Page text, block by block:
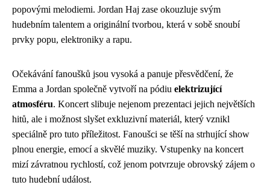
popovými melodiemi. Jordan Haj zase okouzluje svým
hudebním talentem a originální tvorbou, která v sobě snoubí
prvky popu, elektroniky a rapu.
Očekávání fanoušků jsou vysoká a panuje přesvědčení, že
Emma a Jordan společně vytvoří na pódiu elektrizující
atmosféru. Koncert slibuje nejenom prezentaci jejich největších
hitů, ale i možnost slyšet exkluzivní materiál, který vznikl
speciálně pro tuto příležitost. Fanoušci se těší na strhující show
plnou energie, emocí a skvělé muziky. Vstupenky na koncert
mizí závratnou rychlostí, což jenom potvrzuje obrovský zájem o
tuto hudební událost.